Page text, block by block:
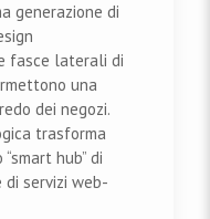
generazione di
fasce laterali di
una
dei negozi.
trasforma
hub” di
di servizi web-